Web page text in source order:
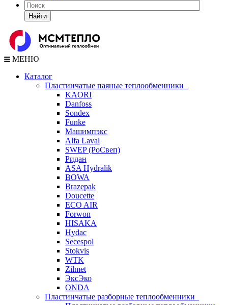
Найти
МЕНЮ
Каталог
Пластинчатые паяные теплообменники
KAORI
Danfoss
Sondex
Funke
Машимпэкс
Alfa Laval
SWEP (РоСвеп)
Ридан
ASA Hydralik
BOWA
Brazepak
Doucette
ECO AIR
Forwon
HISAKA
Hydac
Secespol
Stokvis
WTK
Zilmet
ЭксЭко
ONDA
Пластинчатые разборные теплообменники